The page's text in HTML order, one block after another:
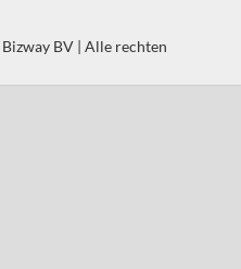
Bizway BV | Alle rechten